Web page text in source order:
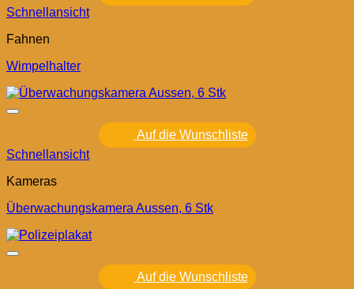
Schnellansicht
Fahnen
Wimpelhalter
Auf die Wunschliste
Schnellansicht
Kameras
Überwachungskamera Aussen, 6 Stk
Auf die Wunschliste